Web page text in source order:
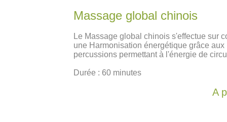
Massage global chinois
Le Massage global chinois s'effectue sur
une Harmonisation énergétique grâce
percussions permettant à l'énergie de
Durée : 60 minutes
A